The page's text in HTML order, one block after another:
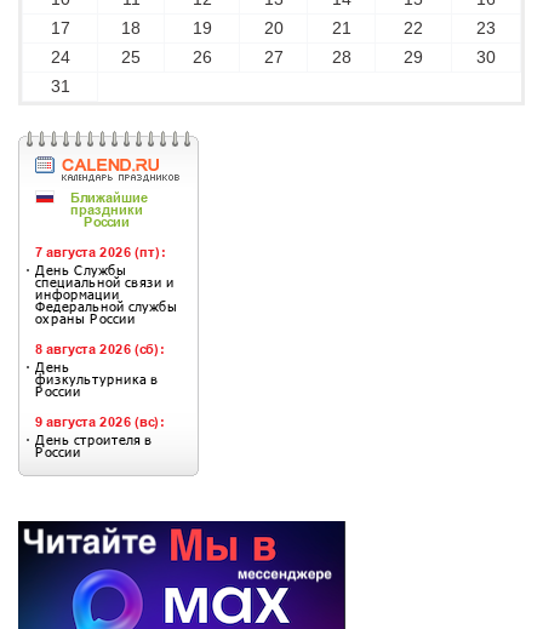
17
18 19 20 21 22
23
24
25 26 27 28 29
30
31